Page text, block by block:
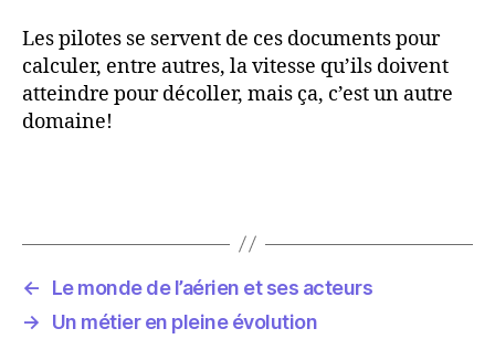
Les pilotes se servent de ces documents pour
calculer, entre autres, la vitesse qu’ils doivent
atteindre pour décoller, mais ça, c’est un autre
domaine!
←
Le monde de l’aérien et ses acteurs
→
Un métier en pleine évolution